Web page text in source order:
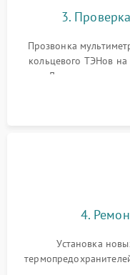
3.
Прозвонка
кольцевого ТЭНов
Диагностика
4.
Установка